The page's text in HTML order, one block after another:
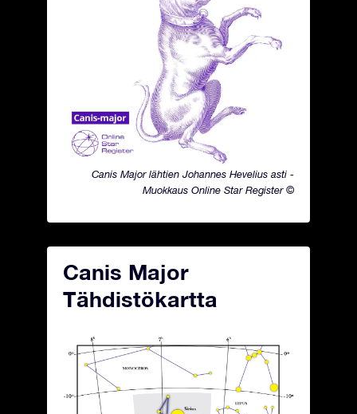
Canis Major lähtien Johannes Hevelius asti -
Muokkaus Online Star Register ©
Canis Major
Tähdistökartta